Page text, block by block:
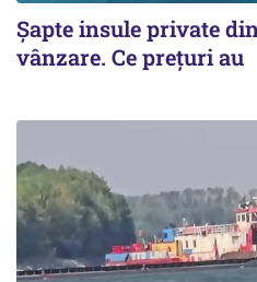
Șapte insule private
vânzare. Ce prețuri au